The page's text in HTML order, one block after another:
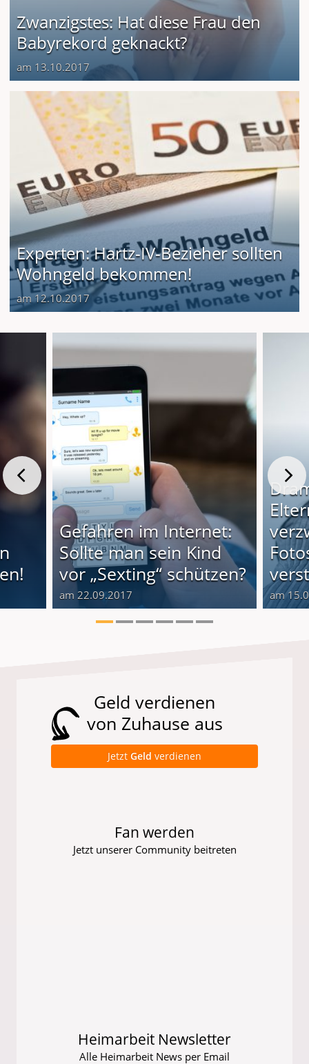
Zwanzigstes: Hat diese Frau den
Babyrekord geknackt?
am 13.10.2017
Experten: Hartz-IV-Bezieher sollten
Wohngeld bekommen!
am 12.10.2017
Gefahren im Internet:
Sollte man sein Kind
vor „Sexting“ schützen?
am 22.09.2017 am
Geld verdienen
von Zuhause aus
Jetzt Geld verdienen
Fan werden
Jetzt unserer Community beitreten
Heimarbeit Newsletter
Alle Heimarbeit News per Email